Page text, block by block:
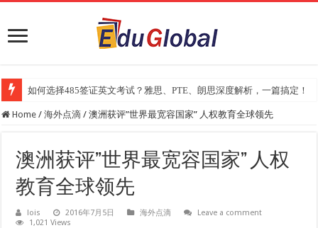
如何选择485签证英文考试？雅思、PTE、朗思深度解析，一篇搞定！
2025年《澳洲金融评论报》大学排名出炉：一份关乎本地就业与声誉的
Home / 海外点滴 / 澳洲获评”世界最宽容国家” 人权教育全球领先
澳洲获评”世界最宽容国家” 人权
教育全球领先
lois 2016年7月5日 海外点滴
Leave a comment
1,021 Views